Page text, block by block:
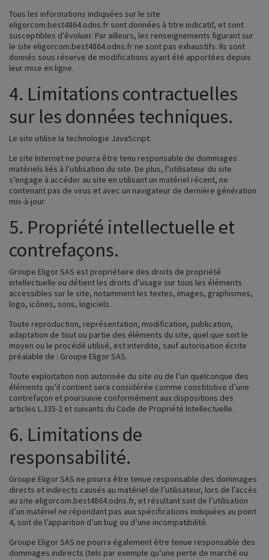
Tous les informations indiquées sur le site
eligorcom.best4864.odns.fr sont données à titre indicatif, et sont
susceptibles d’évoluer. Par ailleurs, les renseignements figurant sur
le site eligorcom.best4864.odns.fr ne sont pas exhaustifs. Ils sont
donnés sous réserve de modifications ayant été apportées depuis
leur mise en ligne.
4. Limitations contractuelles
sur les données techniques.
Le site utilise la technologie JavaScript.
Le site Internet ne pourra être tenu responsable de dommages
matériels liés à l’utilisation du site. De plus, l’utilisateur du site
s’engage à accéder au site en utilisant un matériel récent, ne
contenant pas de virus et avec un navigateur de dernière génération
mis-à-jour.
5. Propriété intellectuelle et
contrefaçons.
Groupe Eligor SAS est propriétaire des droits de propriété
intellectuelle ou détient les droits d’usage sur tous les éléments
accessibles sur le site, notamment les textes, images, graphismes,
logo, icônes, sons, logiciels.
Toute reproduction, représentation, modification, publication,
adaptation de tout ou partie des éléments du site, quel que soit le
moyen ou le procédé utilisé, est interdite, sauf autorisation écrite
préalable de : Groupe Eligor SAS.
Toute exploitation non autorisée du site ou de l’un quelconque des
éléments qu’il contient sera considérée comme constitutive d’une
contrefaçon et poursuivie conformément aux dispositions des
articles L.335-2 et suivants du Code de Propriété Intellectuelle.
6. Limitations de
responsabilité.
Groupe Eligor SAS ne pourra être tenue responsable des dommages
directs et indirects causés au matériel de l’utilisateur, lors de l’accès
au site eligorcom.best4864.odns.fr, et résultant soit de l’utilisation
d’un matériel ne répondant pas aux spécifications indiquées au point
4, soit de l’apparition d’un bug ou d’une incompatibilité.
Groupe Eligor SAS ne pourra également être tenue responsable des
dommages indirects (tels par exemple qu’une perte de marché ou